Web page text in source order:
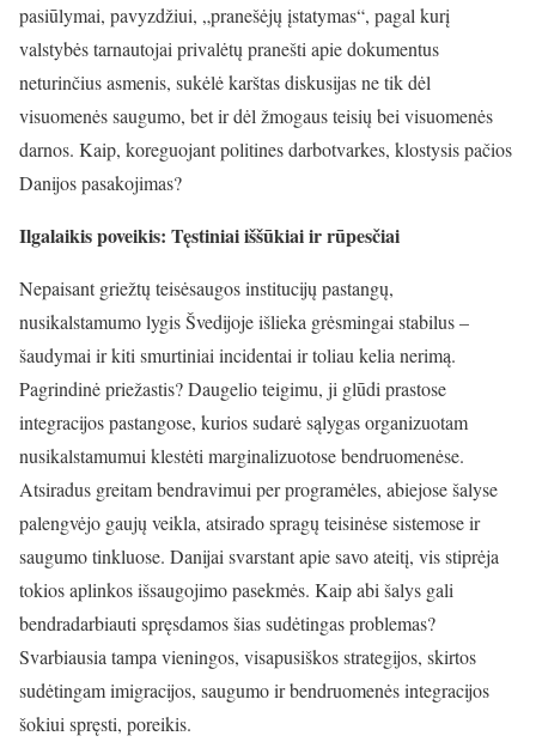
pasiūlymai, pavyzdžiui, „pranešėjų įstatymas“, pagal kurį
valstybės tarnautojai privalėtų pranešti apie dokumentus
neturinčius asmenis, sukėlė karštas diskusijas ne tik dėl
visuomenės saugumo, bet ir dėl žmogaus teisių bei visuomenės
darnos. Kaip, koreguojant politines darbotvarkes, klostysis pačios
Danijos pasakojimas?
Ilgalaikis poveikis: Tęstiniai iššūkiai ir rūpesčiai
Nepaisant griežtų teisėsaugos institucijų pastangų,
nusikalstamumo lygis Švedijoje išlieka grėsmingai stabilus –
šaudymai ir kiti smurtiniai incidentai ir toliau kelia nerimą.
Pagrindinė priežastis? Daugelio teigimu, ji glūdi prastose
integracijos pastangose, kurios sudarė sąlygas organizuotam
nusikalstamumui klestėti marginalizuotose bendruomenėse.
Atsiradus greitam bendravimui per programėles, abiejose šalyse
palengvėjo gaujų veikla, atsirado spragų teisinėse sistemose ir
saugumo tinkluose. Danijai svarstant apie savo ateitį, vis stiprėja
tokios aplinkos išsaugojimo pasekmės. Kaip abi šalys gali
bendradarbiauti spręsdamos šias sudėtingas problemas?
Svarbiausia tampa vieningos, visapusiškos strategijos, skirtos
sudėtingam imigracijos, saugumo ir bendruomenės integracijos
šokiui spręsti, poreikis.